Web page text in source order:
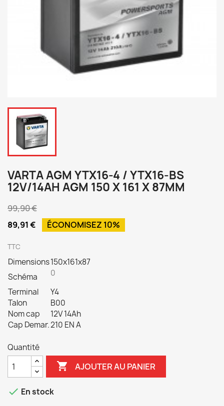
VARTA AGM YTX16-4 / YTX16-BS
12V/14AH AGM 150 X 161 X 87MM
99,90 €
89,91 €
ÉCONOMISEZ 10%
TTC
Dimensions150x161x87
Schéma
0
Terminal
Y4
Talon
B00
Nom cap
12V 14Ah
Cap Demar.210 EN A
Quantité
 AJOUTER AU PANIER
 En stock